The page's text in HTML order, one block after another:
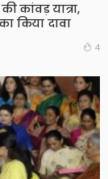
कांवड़ यात्रा,
किया दावा
4